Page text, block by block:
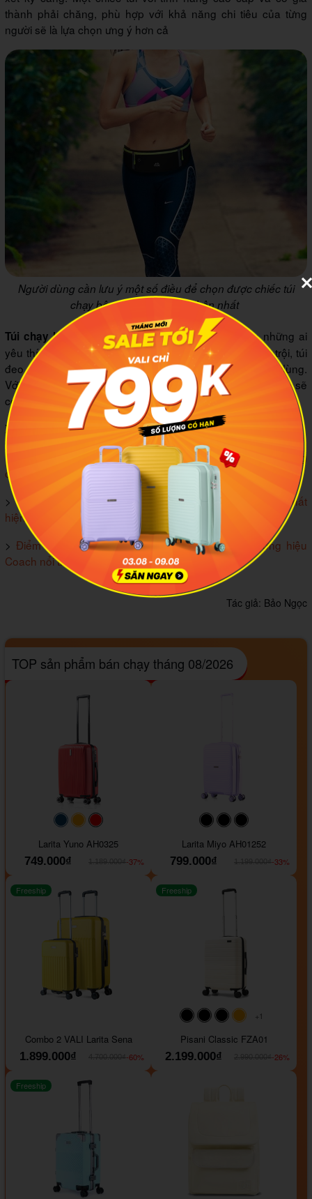
thành phải chăng, phù hợp với khả năng chi tiêu của từng
người sẽ là lựa chọn ưng ý hơn cả
Người dùng cần lưu ý một số điều để chọn được chiếc túi
chạy bộ phù hợp với bản thân nhất
Túi chạy bộ
là phụ kiện không thể thiếu dành cho những ai
yêu thích tập luyện thể thao. Với những tính năng vượt trội, túi
đeo chạy bộ thật sư đã chiếm trọn niềm tin của người dùng.
Với những điềuMIA.vn
vừa chia sẻ phía trên, hy vọng bạn sẽ
có thể dễ dàng tìm ra mẫu túi ưng ý nhất.
Xem thêm:
>
Top 7 mẫu túi đeo ngực nổi bật với thiết kế thời thượng, đẳng
cấp
>Tổng hợp những mẫu túi đeo vai nam được ưa chuộng nhất
hiện nay
> Điểm danh 5 mẫu tui bao tử cao cấp đến từ thương hiệu
Coach nổi tiếng
Tác giả: Bảo Ngọc
TOP sản phẩm bán chạy tháng 08/2026
#093f69#ffa500
Larita Yuno AH0325
749.000₫
-37%
#000000#000000
Larita Miyo AH01252
799.000₫
-33%
Freeship
Combo 2 VALI Larita Sena
1.899.000₫
-60%
#000000#000000#000000
+1
Freeship
Pisani Classic FZA01
2.199.000₫
-26%
Freeship